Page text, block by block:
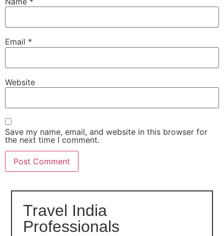
Email *
Website
Save my name, email, and website in this browser for
the next time I comment.
Travel India
Professionals